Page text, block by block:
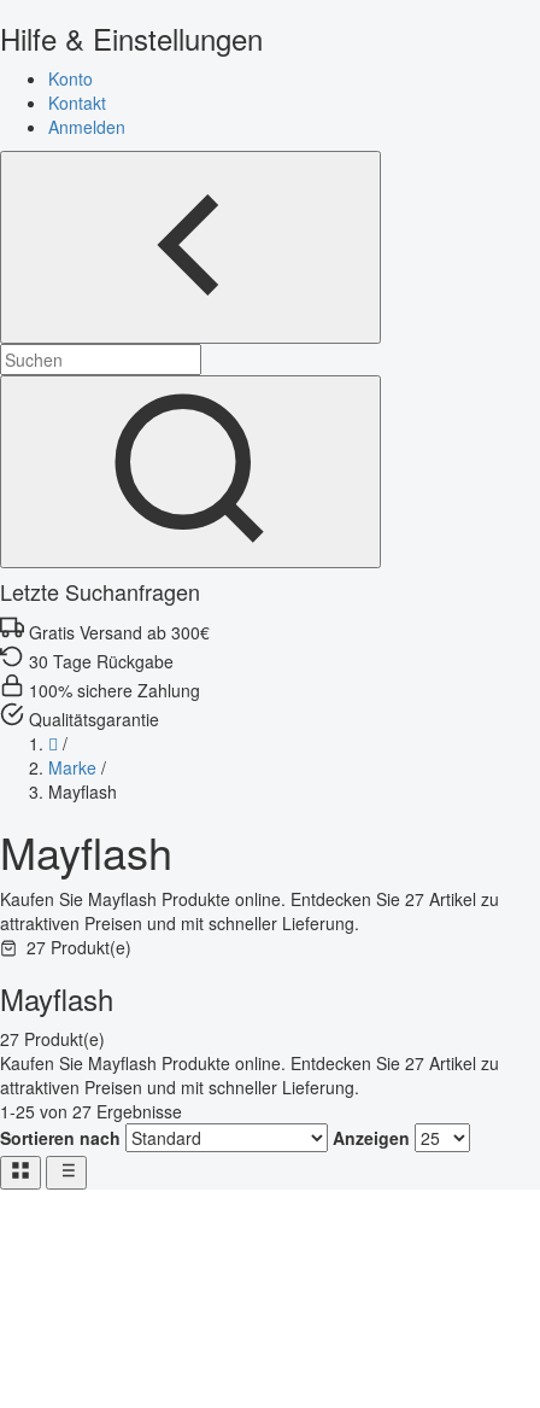
Hilfe & Einstellungen
Konto
Kontakt
Anmelden
Letzte Suchanfragen
Gratis Versand ab 300€
30 Tage Rückgabe
100% sichere Zahlung
Qualitätsgarantie
/
Marke /
Mayflash
Mayflash
Kaufen Sie Mayflash Produkte online. Entdecken Sie 27 Artikel zu
attraktiven Preisen und mit schneller Lieferung.
27 Produkt(e)
Mayflash
27 Produkt(e)
Kaufen Sie Mayflash Produkte online. Entdecken Sie 27 Artikel zu
attraktiven Preisen und mit schneller Lieferung.
1-25 von 27 Ergebnisse
Sortieren nach
Anzeigen